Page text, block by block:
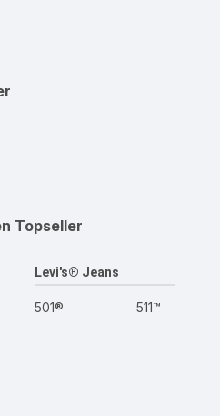
Topseller
Levi's® Jeans
501® 511™